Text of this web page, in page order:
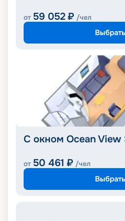
от 59 052 ₽ /чел
Выбрать
С окном Ocean
от 50 461 ₽ /чел
Выбрать